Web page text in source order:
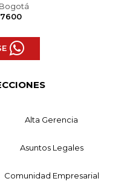
Bogotá
Alta Gerencia
Asuntos Legales
Comunidad Empresarial